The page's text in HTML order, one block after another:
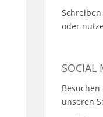
oder
SOCIAL
unseren